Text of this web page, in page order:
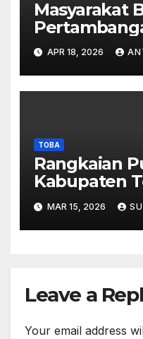
Masyarakat
Simanjuntak
Investigasi
APR 18, 2026
TOBA
Rangkaian
Kabupaten
Doa Untuk
MAR 15, 2026
Leave a
Your email address